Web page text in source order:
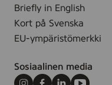
Briefly in English
Kort på Svenska
EU-ympäristömerkki
Sosiaalinen media